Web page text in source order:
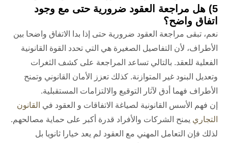
5) هل مراجعة العقود ضرورية حتى مع وجود
اتفاق واضح؟
نعم، تبقى مراجعة العقود ضرورية حتى إذا بدا الاتفاق واضحا بين
الأطراف، لأن التفاصيل الصغيرة هي التي تحدد القوة القانونية
الفعلية للعقد. بالتالي تساعد المراجعة على كشف الثغرات
وتعديل البنود غير المتوازنة. كذلك تعزز الأمان القانوني وتمنح
الأطراف فهما أدق لآثار التوقيع والالتزامات المستقبلية.
إن فهم
الأسس القانونية لصياغة الاتفاقات و العقود في القانون
التجاري يمنح الشركات والأفراد قدرة أكبر على حماية مصالحهم.
لذلك فإن التعامل المهني مع العقود لم يعد خيارا ثانويا بل